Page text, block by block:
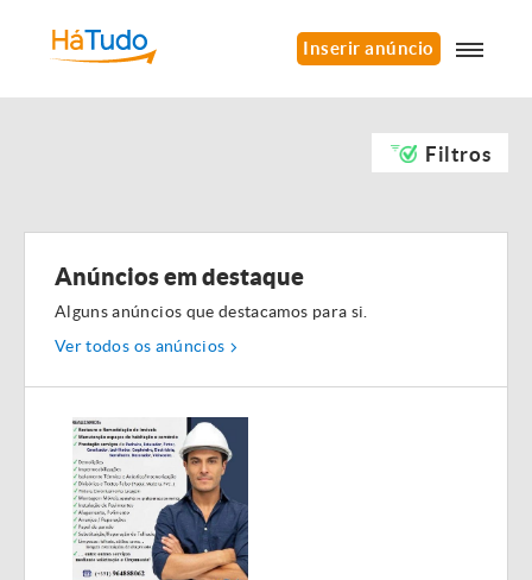
Inserir anúncio
Filtros
Anúncios em destaque
Alguns anúncios que destacamos para si.
Ver todos os anúncios